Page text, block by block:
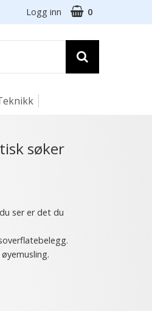
Logg inn 0
søker
ser er det du